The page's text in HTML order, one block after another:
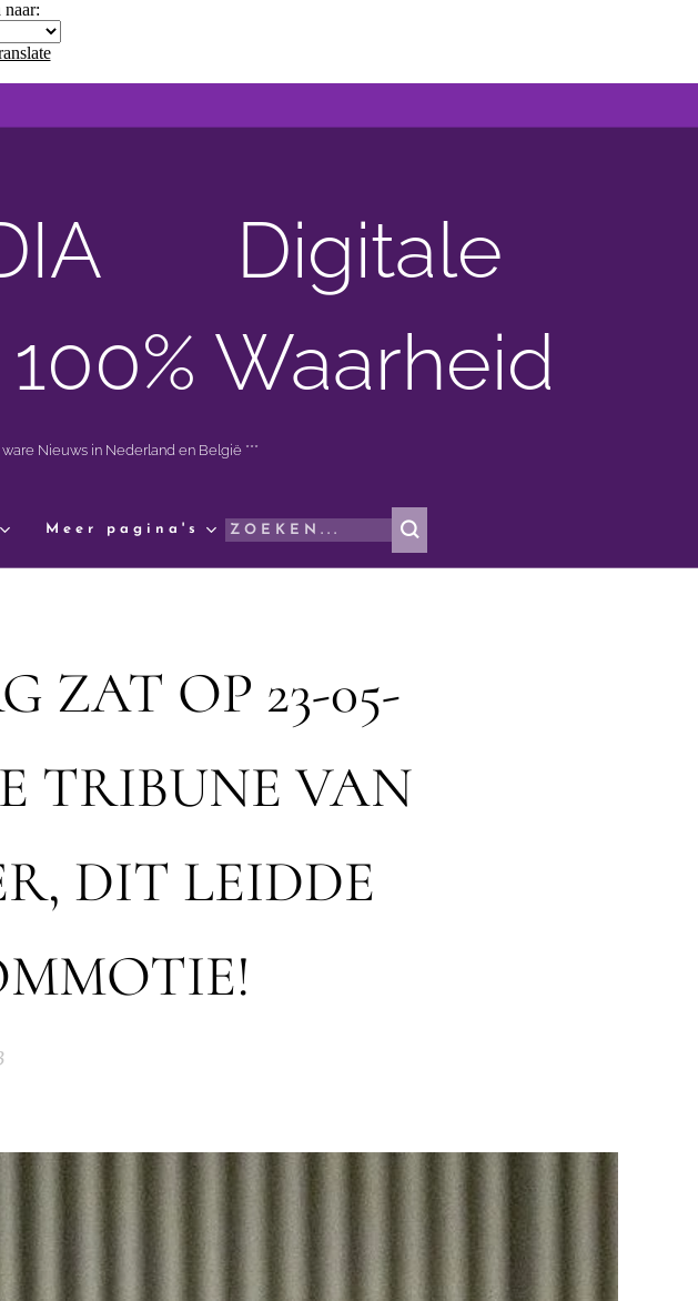
naar:
🟣 Digitale
Waarheid
Nieuws in Nederland en België ***
Meer pagina's
ZAT OP 23-05-
TRIBUNE VAN
DIT LEIDDE